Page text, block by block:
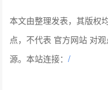
本文由整理发表，其版权
点，不代表 官方网站 对
源。本站连接：/